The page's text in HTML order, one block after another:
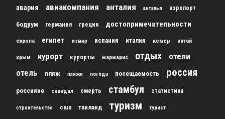
авария авиакомпания анталия анталья аэропорт
бодрум германия греция достопримечательности
европа египет измир испания италия кемер китай
крым курорт курорты мармарис отдых
отели
отель
пляж пляжи погода посещаемость россия
россияне скандал смерть стамбул статистика
строительство сша таиланд туризм турист